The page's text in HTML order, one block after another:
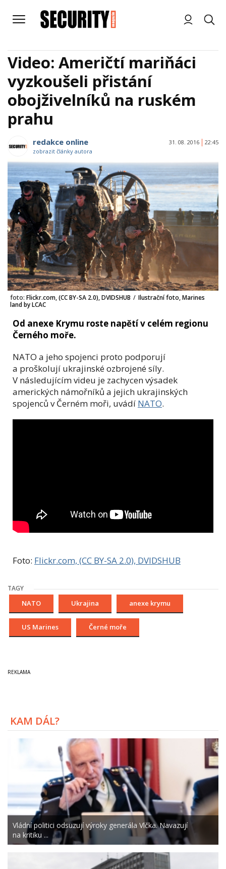
Video: Američtí mariňáci
vyzkoušeli přistání
obojživelníků na ruském
prahu
redakce online
zobrazit články autora
31. 08. 2016 22:45
foto: Flickr.com, (CC BY-SA 2.0), DVIDSHUB / Ilustrační foto, Marines
land by LCAC
Od anexe Krymu roste napětí v celém regionu
Černého moře.
NATO a jeho spojenci proto podporují
a proškolují ukrajinské ozbrojené síly.
V následujícím videu je zachycen výsadek
amerických námořníků a jejich ukrajinských
spojenců v Černém moři, uvádí NATO.
Foto: Flickr.com, (CC BY-SA 2.0), DVIDSHUB
TAGY
NATO Ukrajina anexe krymu
US Marines Černé moře
KAM DÁL?
Vládní politici odsuzují výroky generála Vlčka. Navazují
na kritiku ...